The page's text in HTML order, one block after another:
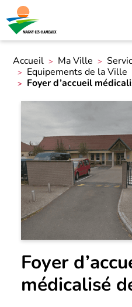
Accueil Ma Ville
Equipements de la Ville
Foyer d’accueil
Foyer
médicalisé